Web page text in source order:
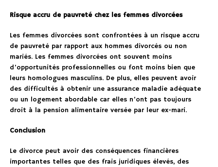
Risque accru de pauvreté chez les femmes divorcées
Les femmes divorcées sont confrontées à un risque accru
de pauvreté par rapport aux hommes divorcés ou non
mariés. Les femmes divorcées ont souvent moins
d’opportunités professionnelles ou font moins bien que
leurs homologues masculins. De plus, elles peuvent avoir
des difficultés à obtenir une assurance maladie adéquate
ou un logement abordable car elles n’ont pas toujours
droit à la pension alimentaire versée par leur ex-mari.
Conclusion
Le divorce peut avoir des conséquences financières
importantes telles que des frais juridiques élevés, des